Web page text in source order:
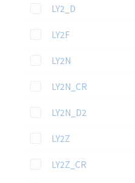
この資料を選択
LY2_D
この資料を選択
LY2F
この資料を選択
LY2N
この資料を選択
LY2N_CR
この資料を選択
LY2N_D2
この資料を選択
LY2Z
この資料を選択
LY2Z_CR